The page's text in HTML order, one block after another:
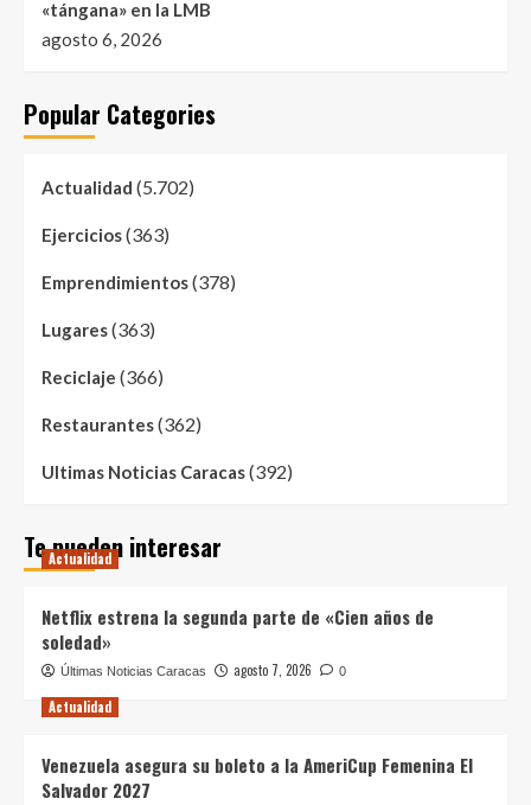
«tángana» en la LMB
agosto 6, 2026
Popular Categories
Actualidad (5.702)
Ejercicios(363)
Emprendimientos(378)
Lugares(363)
Reciclaje (366)
Restaurantes(362)
Ultimas Noticias Caracas(392)
Te pueden interesar
Actualidad
Netflix estrena la segunda parte de «Cien años de
soledad»
Últimas Noticias Caracas agosto 7, 2026 0
Actualidad
Venezuela asegura su boleto a la AmeriCup Femenina El
Salvador 2027